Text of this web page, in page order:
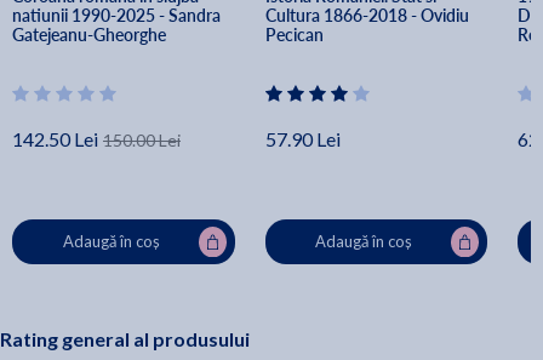
natiunii 1990-2025 - Sandra
Gatejeanu-Gheorghe
142.50 Lei 150.00 Lei
Adaugă în coș
Cultura 1866-2018 - Ovidiu
Pecican
57.90 Lei
Adaugă în coș
Rating general al produsului